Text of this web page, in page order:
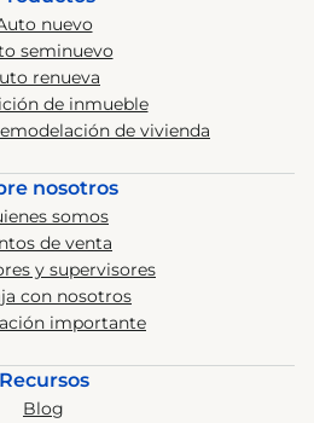
nuevo
seminuevo
renueva
de inmueble
de vivienda
nosotros
somos
de venta
y supervisores
con nosotros
importante
Recursos
Blog